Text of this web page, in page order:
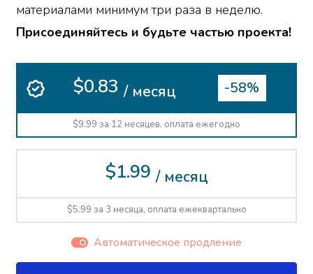
материалами минимум три раза в неделю.
Присоединяйтесь и будьте частью проекта!
$0.83 / месяц -58%
$9.99 за 12 месяцев, оплата ежегодно
$1.99 / месяц
$5.99 за 3 месяца, оплата ежеквартально
Автоматическое продление